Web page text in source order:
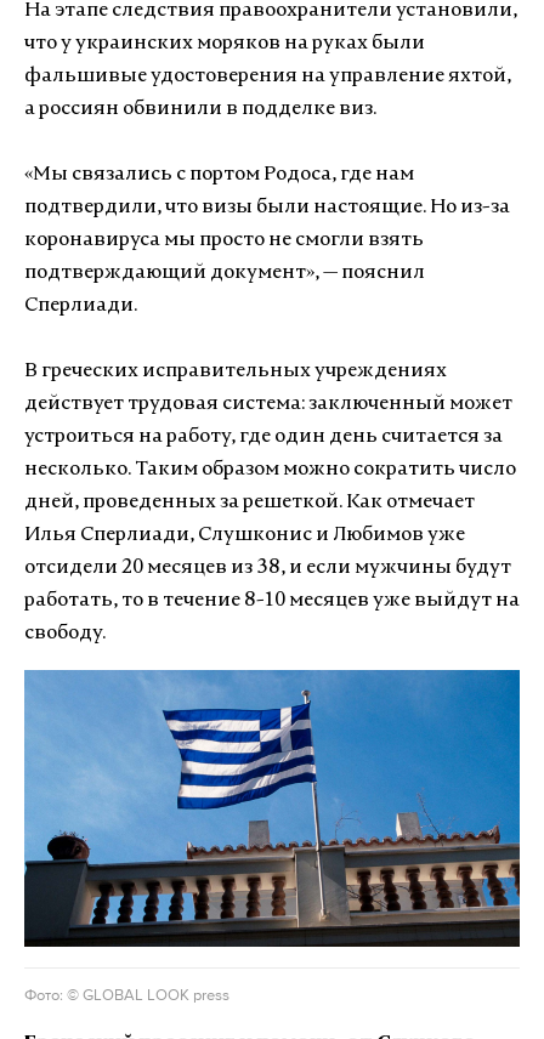
На этапе следствия правоохранители установили,
что у украинских моряков на руках были
фальшивые удостоверения на управление яхтой,
а россиян обвинили в подделке виз.
«Мы связались с портом Родоса, где нам
подтвердили, что визы были настоящие. Но из-за
коронавируса мы просто не смогли взять
подтверждающий документ», — пояснил
Сперлиади.
В греческих исправительных учреждениях
действует трудовая система: заключенный может
устроиться на работу, где один день считается за
несколько. Таким образом можно сократить число
дней, проведенных за решеткой. Как отмечает
Илья Сперлиади, Слушконис и Любимов уже
отсидели 20 месяцев из 38, и если мужчины будут
работать, то в течение 8-10 месяцев уже выйдут на
свободу.
Фото: © GLOBAL LOOK press